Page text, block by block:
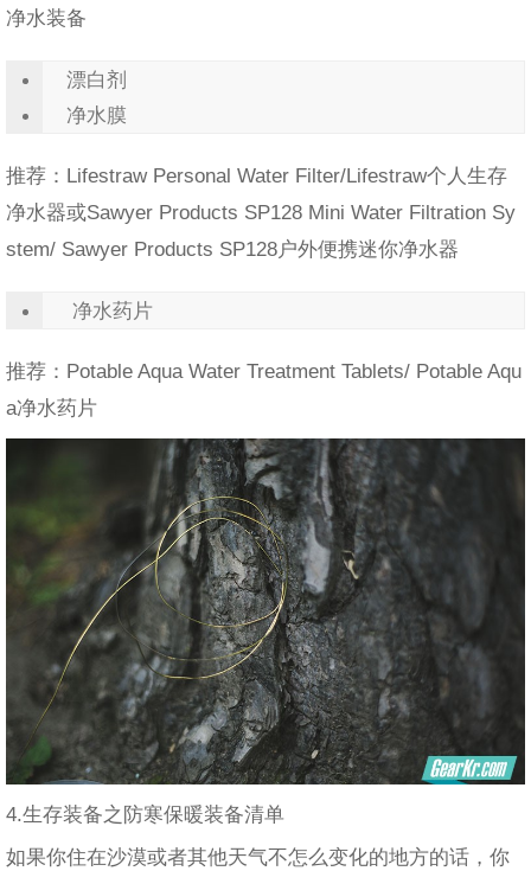
净水装备
漂白剂
净水膜
推荐：Lifestraw Personal Water Filter/Lifestraw个人生存
净水器或Sawyer Products SP128 Mini Water Filtration Sy
stem/ Sawyer Products SP128户外便携迷你净水器
净水药片
推荐：Potable Aqua Water Treatment Tablets/ Potable Aqu
a净水药片
4.生存装备之防寒保暖装备清单
如果你住在沙漠或者其他天气不怎么变化的地方的话，你